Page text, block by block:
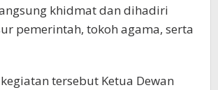
khidmat dan dihadiri
pemerintah, tokoh agama, serta
tersebut Ketua Dewan